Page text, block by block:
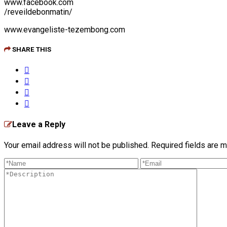
www.facebook.com
/reveildebonmatin/
www.evangeliste-tezembong.com
SHARE THIS
Leave a Reply
Your email address will not be published. Required fields are